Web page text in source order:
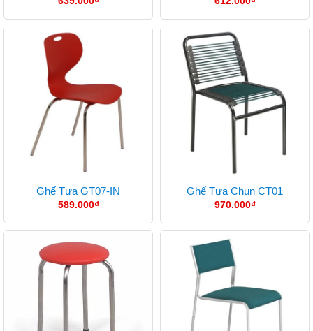
Ghế Tựa GT07-IN
589.000₫
Ghế Tựa Chun CT01
970.000₫